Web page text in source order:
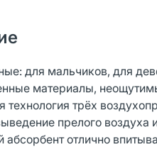
для мальчиков, для
материалы,
технология трёх
прелого воздуха
отлично